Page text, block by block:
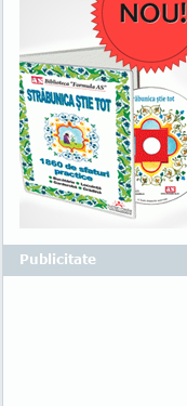
Publicitate